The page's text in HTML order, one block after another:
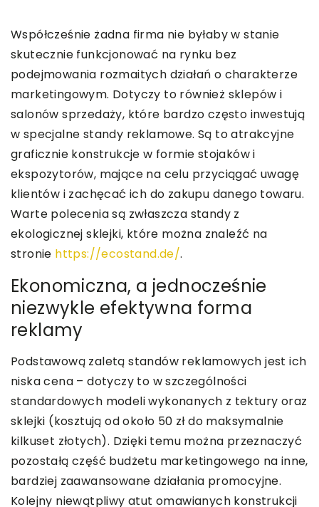
Współcześnie żadna firma nie byłaby w stanie
skutecznie funkcjonować na rynku bez
podejmowania rozmaitych działań o charakterze
marketingowym. Dotyczy to również sklepów i
salonów sprzedaży, które bardzo często inwestują
w specjalne standy reklamowe. Są to atrakcyjne
graficznie konstrukcje w formie stojaków i
ekspozytorów, mające na celu przyciągać uwagę
klientów i zachęcać ich do zakupu danego towaru.
Warte polecenia są zwłaszcza standy z
ekologicznej sklejki, które można znaleźć na
stronie https://ecostand.de/.
Ekonomiczna, a jednocześnie
niezwykle efektywna forma
reklamy
Podstawową zaletą standów reklamowych jest ich
niska cena – dotyczy to w szczególności
standardowych modeli wykonanych z tektury oraz
sklejki (kosztują od około 50 zł do maksymalnie
kilkuset złotych). Dzięki temu można przeznaczyć
pozostałą część budżetu marketingowego na inne,
bardziej zaawansowane działania promocyjne.
Kolejny niewątpliwy atut omawianych konstrukcji